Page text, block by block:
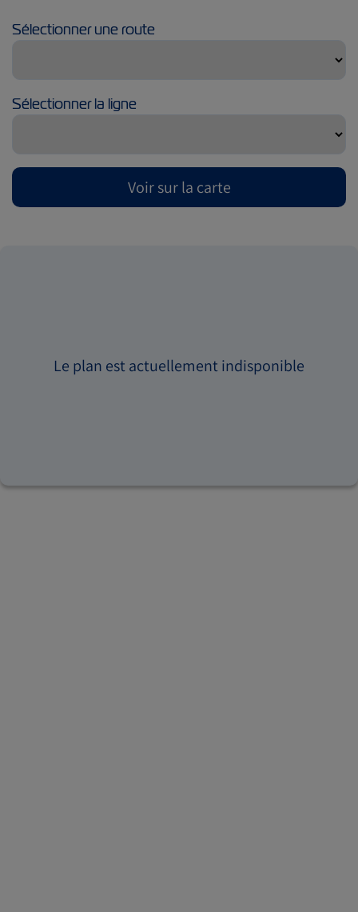
Sélectionner une route
Sélectionner la ligne
Voir sur la carte
Le plan est actuellement indisponible